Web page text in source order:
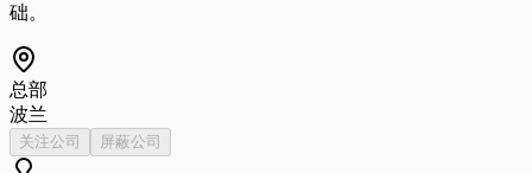
础。
总部
波兰
关注公司 屏蔽公司